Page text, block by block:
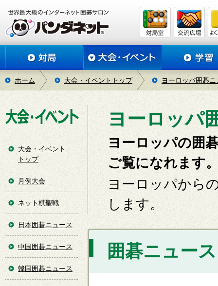
ホーム 大会・イベントトップ ヨーロッパ囲碁ニ
ヨーロッパ
ヨーロッパの囲
ご覧になれます
ヨーロッパから
します。
囲碁ニュー
大会・イベント
トップ
月例大会
ネット棋聖戦
日本囲碁ニュース
中国囲碁ニュース
韓国囲碁ニュース